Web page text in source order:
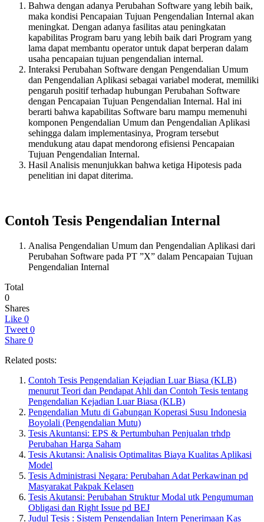
Bahwa dengan adanya Perubahan Software yang lebih baik,
maka kondisi Pencapaian Tujuan Pengendalian Internal akan
meningkat. Dengan adanya fasilitas atau peningkatan
kapabilitas Program baru yang lebih baik dari Program yang
lama dapat membantu operator untuk dapat berperan dalam
usaha pencapaian tujuan pengendalian internal.
Interaksi Perubahan Software dengan Pengendalian Umum
dan Pengendalian Aplikasi sebagai variabel moderat, memiliki
pengaruh positif terhadap hubungan Perubahan Software
dengan Pencapaian Tujuan Pengendalian Internal. Hal ini
berarti bahwa kapabilitas Software baru mampu memenuhi
komponen Pengendalian Umum dan Pengendalian Aplikasi
sehingga dalam implementasinya, Program tersebut
mendukung atau dapat mendorong efisiensi Pencapaian
Tujuan Pengendalian Internal.
Hasil Analisis menunjukkan bahwa ketiga Hipotesis pada
penelitian ini dapat diterima.
Contoh Tesis Pengendalian Internal
Analisa Pengendalian Umum dan Pengendalian Aplikasi dari
Perubahan Software pada PT ”X” dalam Pencapaian Tujuan
Pengendalian Internal
Total
0
Shares
Like 0
Tweet 0
Share 0
Related posts:
Contoh Tesis Pengendalian Kejadian Luar Biasa (KLB)
menurut Teori dan Pendapat Ahli dan Contoh Tesis tentang
Pengendalian Kejadian Luar Biasa (KLB)
Pengendalian Mutu di Gabungan Koperasi Susu Indonesia
Boyolali (Pengendalian Mutu)
Tesis Akuntansi: EPS & Pertumbuhan Penjualan trhdp
Perubahan Harga Saham
Tesis Akutansi: Analisis Optimalitas Biaya Kualitas Aplikasi
Model
Tesis Administrasi Negara: Perubahan Adat Perkawinan pd
Masyarakat Pakpak Kelasen
Tesis Akutansi: Perubahan Struktur Modal utk Pengumuman
Obligasi dan Right Issue pd BEJ
Judul Tesis : Sistem Pengendalian Intern Penerimaan Kas